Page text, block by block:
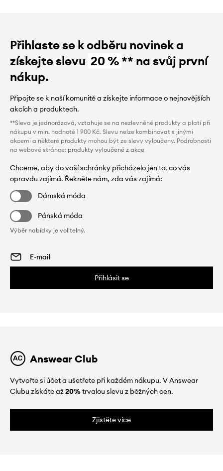
Přihlaste se k odběru novinek a
získejte slevu 20 %** na svůj první
nákup.
Připojte se k naší komunitě a získejte informace o nejnovějších
akcích a produktech.
**Sleva je jednorázová, vztahuje se na nezlevněné produkty a platí při
nákupu v min. hodnotě 1 900 Kč. Slevu nelze kombinovat s jinými
akcemi a některé produkty mohou být ze slevy vyloučeny. Podrobnosti
na webové stránce: produkty vyloučené z akce
Chceme, aby do vaší schránky přicházelo jen to, co vás
opravdu zajímá. Řekněte nám, zda vás zajímá:
Dámská móda
Pánská móda
Výběr nabídky je volitelný.
Přihlásit se
Answear Club
Vytvořte si účet a ušetřete při každém nákupu. V Answear
Clubu získáte až20%trvalou slevu z běžných cen.
Zjistěte více